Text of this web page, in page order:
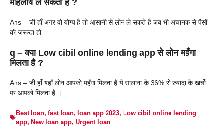
महिलायें ले सकती है ?
Ans – जी हाँ अगर वो योग्य है तो आसानी से लोन ले सकते है जब भी अचानक से पैसों
की ज़रूरत हो ।
q – क्या Low cibil online lending app से लोन महँगा
मिलता है ?
Ans – जी हाँ यहाँ लोन आपको महँगा मिलता है ये सालाना के 36% से ज़्यादा के खर्चो
पर आपको मिलता है ।
Best loan, fast loan, loan app 2023, Low cibil online lending
app, New loan app, Urgent loan